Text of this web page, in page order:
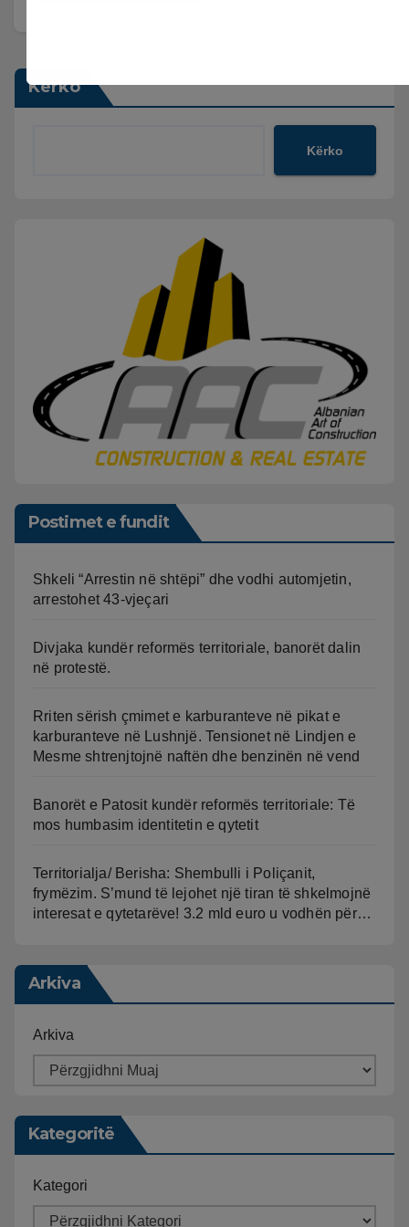
Kërko
Kërko
Postimet e fundit
Shkeli “Arrestin në shtëpi” dhe vodhi automjetin,
arrestohet 43-vjeçari
Divjaka kundër reformës territoriale, banorët dalin
në protestë.
Rriten sërish çmimet e karburanteve në pikat e
karburanteve në Lushnjë. Tensionet në Lindjen e
Mesme shtrenjtojnë naftën dhe benzinën në vend
Banorët e Patosit kundër reformës territoriale: Të
mos humbasim identitetin e qytetit
Territorialja/ Berisha: Shembulli i Poliçanit,
frymëzim. S’mund të lejohet një tiran të shkelmojnë
interesat e qytetarëve! 3.2 mld euro u vodhën për…
Arkiva
Arkiva
Kategoritë
Kategori